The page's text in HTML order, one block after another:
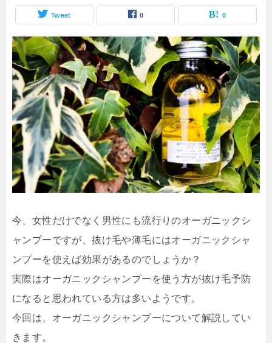
Tweet 0 0
今、女性だけでなく男性にも流行りのオーガニックシ
ャンプーですが、抜け毛や薄毛にはオーガニックシャ
ンプーを使えば効果があるのでしょうか？
実際はオーガニックシャンプーを使う方が抜け毛予防
になると思われている方は多いようです。
今回は、オーガニックシャンプーについて解説してい
きます。